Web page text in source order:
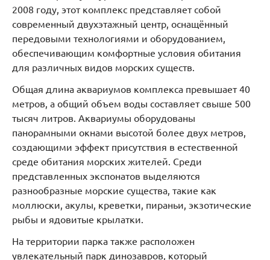
2008 году, этот комплекс представляет собой
современный двухэтажный центр, оснащённый
передовыми технологиями и оборудованием,
обеспечивающим комфортные условия обитания
для различных видов морских существ.
Общая длина аквариумов комплекса превышает 40
метров, а общий объем воды составляет свыше 500
тысяч литров. Аквариумы оборудованы
панорамными окнами высотой более двух метров,
создающими эффект присутствия в естественной
среде обитания морских жителей. Среди
представленных экспонатов выделяются
разнообразные морские существа, такие как
моллюски, акулы, креветки, пираньи, экзотические
рыбы и ядовитые крылатки.
На территории парка также расположен
увлекательный парк динозавров, который